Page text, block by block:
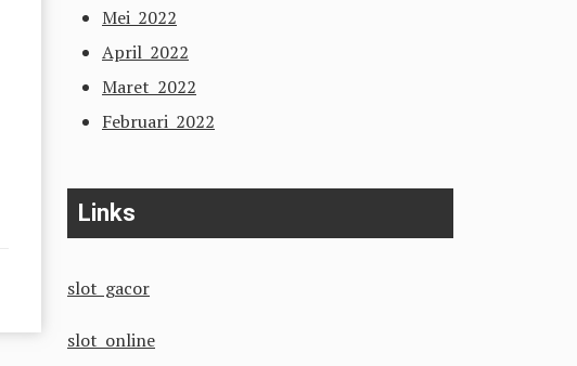
Mei 2022
April 2022
Maret 2022
Februari 2022
Links
slot gacor
slot online